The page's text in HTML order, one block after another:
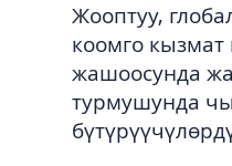
Жооптуу,
коомго
жашоосунда
турмушунда